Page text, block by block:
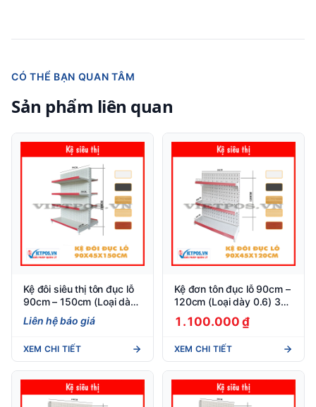
CÓ THỂ BẠN QUAN TÂM
Sản phẩm liên quan
Kệ đôi siêu thị tôn đục lỗ
90cm – 150cm (Loại dày
0.8) 4 tầng
Liên hệ báo giá
XEM CHI TIẾT
Kệ đơn tôn đục lỗ 90cm –
120cm (Loại dày 0.6) 3
tầng
1.100.000 ₫
XEM CHI TIẾT